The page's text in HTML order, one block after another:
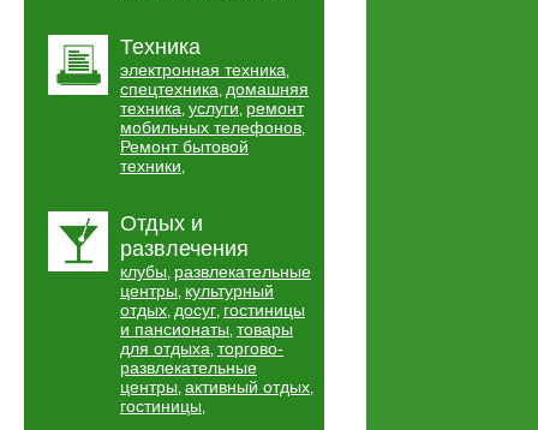
Техника
электронная техника,
спецтехника, домашняя
техника, услуги, ремонт
мобильных телефонов,
Ремонт бытовой
техники,
Отдых и
развлечения
клубы, развлекательные
центры, культурный
отдых, досуг, гостиницы
и пансионаты, товары
для отдыха, торгово-
развлекательные
центры, активный отдых,
гостиницы,